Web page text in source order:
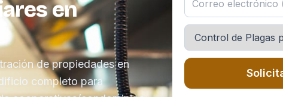
en
de propiedades en
completo para